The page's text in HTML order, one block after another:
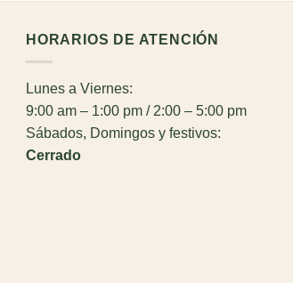
HORARIOS DE ATENCIÓN
Lunes a Viernes:
9:00 am – 1:00 pm / 2:00 – 5:00 pm
Sábados, Domingos y festivos:
Cerrado